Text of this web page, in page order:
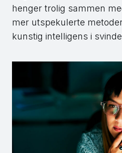
henger trolig sammen
mer utspekulerte
kunstig intelligens i